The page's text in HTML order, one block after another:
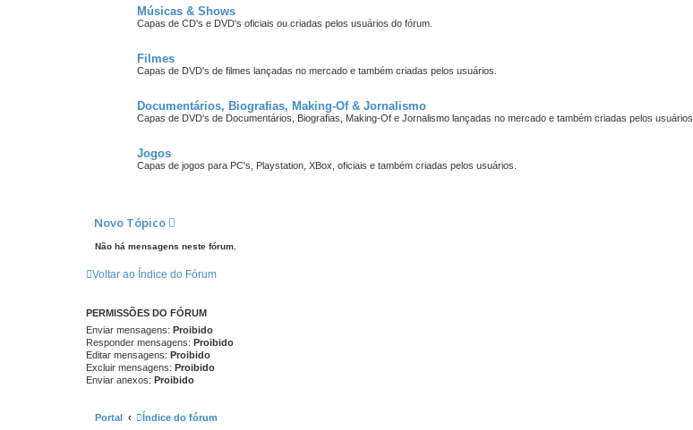
Músicas & Shows
Capas de CD's e DVD's oficiais ou criadas pelos usuários do fórum.
Filmes
Capas de DVD's de filmes lançadas no mercado e também criadas pelos usuários.
Documentários, Biografias, Making-Of & Jornalismo
Capas de DVD's de Documentários, Biografias, Making-Of e Jornalismo lançadas no mercado e também criadas pelos usuários.
Jogos
Capas de jogos para PC's, Playstation, XBox, oficiais e também criadas pelos usuários.
Novo Tópico
Não há mensagens neste fórum.
Voltar ao Índice do Fórum
PERMISSÕES DO FÓRUM
Enviar mensagens: Proibido
Responder mensagens: Proibido
Editar mensagens: Proibido
Excluir mensagens: Proibido
Enviar anexos: Proibido
Portal Índice do fórum